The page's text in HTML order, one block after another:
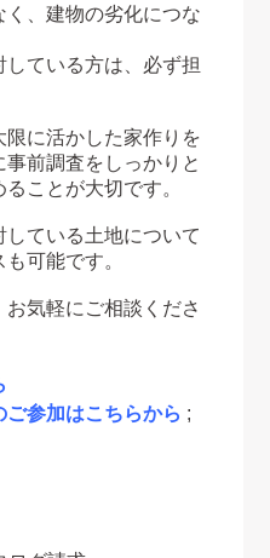
く、建物の劣化につな
ている方は、必ず担
に活かした家作りを
前調査をしっかりと
ことが大切です。
ている土地について
可能です。
気軽にご相談くださ
ご参加はこちらから ;